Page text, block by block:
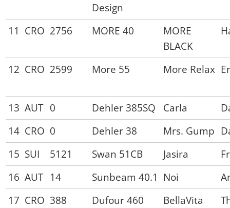
Design
11 CRO 2756 MORE 40
MORE
BLACK
12 CRO 2599 More 55 More Relax
13 AUT 0 Dehler 385SQ Carla
14 CRO 0 Dehler 38 Mrs. Gump
15 SUI 5121 Swan 51CB Jasira
16 AUT 14 Sunbeam 40.1 Noi
17 CRO 388
Dufour 460
BellaVita